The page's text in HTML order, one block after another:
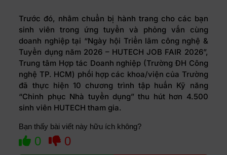
Trước đó, nhằm chuẩn bị hành trang cho các bạn
sinh viên trong ứng tuyển và phỏng vấn cùng
doanh nghiệp tại “Ngày hội Triển lãm công nghệ &
Tuyển dụng năm 2026 – HUTECH JOB FAIR 2026”,
Trung tâm Hợp tác Doanh nghiệp (Trường ĐH Công
nghệ TP. HCM) phối hợp các khoa/viện của Trường
đã thực hiện 10 chương trình tập huấn Kỹ năng
“Chinh phục Nhà tuyển dụng” thu hút hơn 4.500
sinh viên HUTECH tham gia.
Bạn thấy bài viết này hữu ích không?
0 0